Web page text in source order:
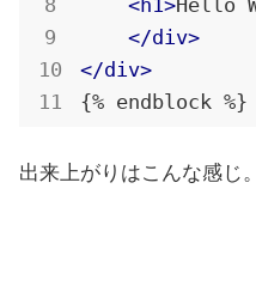
<h1>Hello
</div>
</div>
{% endblock %}
出来上がりはこんな感じ。